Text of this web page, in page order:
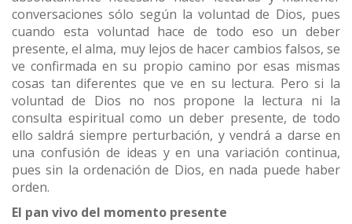
conversaciones sólo según la voluntad de Dios, pues
cuando esta voluntad hace de todo eso un deber
presente, el alma, muy lejos de hacer cambios falsos, se
ve confirmada en su propio camino por esas mismas
cosas tan diferentes que ve en su lectura. Pero si la
voluntad de Dios no nos propone la lectura ni la
consulta espiritual como un deber presente, de todo
ello saldrá siempre perturbación, y vendrá a darse en
una confusión de ideas y en una variación continua,
pues sin la ordenación de Dios, en nada puede haber
orden.
El pan vivo del momento presente